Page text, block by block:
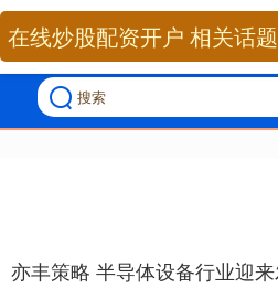
在线炒股配资开户 相关话题